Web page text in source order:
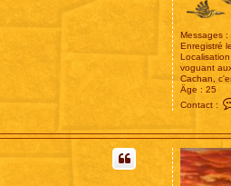
Messages :
Enregistré
Localisation
voguant
Cachan,
Âge : 25
Contact :